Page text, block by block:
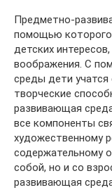
Предметно-
помощью которого
детских
воображения. С
среды дети
творческие
развивающая
все компоненты
художественному
содержательному
собой, но и со
развивающая